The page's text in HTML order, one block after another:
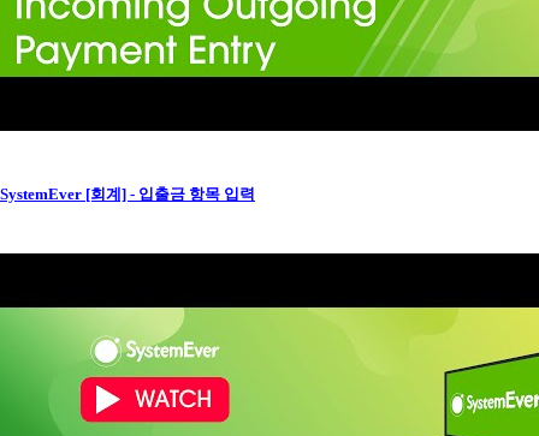
SystemEver [회계] - 입출금 항목 입력